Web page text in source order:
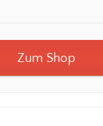
Zum Shop